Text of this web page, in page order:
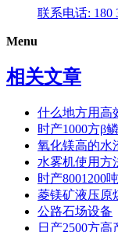
联系电话: 180
Menu
相关文章
什么地方用高
时产1000方β
氧化镁高的水
水雾机使用方
时产8001200
菱镁矿液压原
公路石场设备
日产2500方